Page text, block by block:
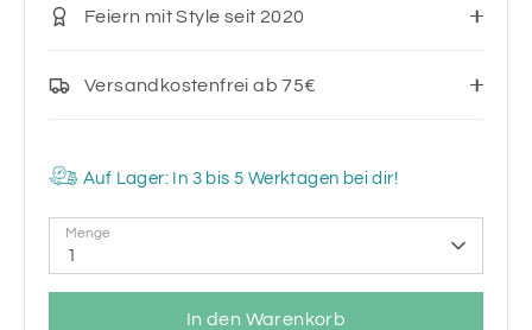
Feiern mit Style seit 2020
Versandkostenfrei ab 75€
Auf Lager: In 3 bis 5 Werktagen bei dir!
Menge
1
In den Warenkorb